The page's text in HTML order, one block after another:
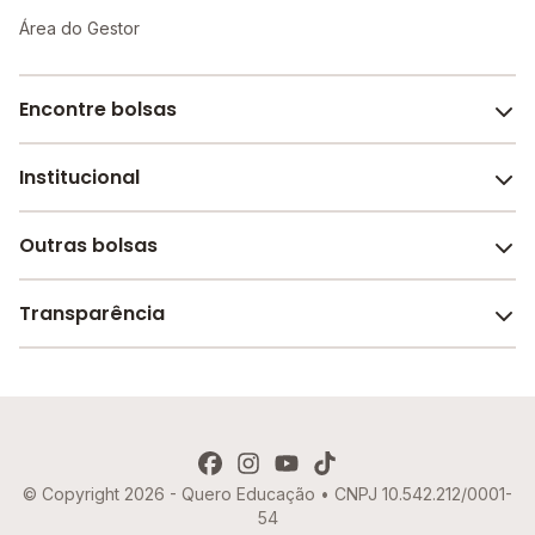
Área do Gestor
Encontre bolsas
Melhores escolas de São Paulo
Escolas por cidade e bairro
Institucional
Sobre o Melhor Escola
Revista Melhor Escola
Outras bolsas
Faculdades e universidades
Transparência
Política de Cookies
© Copyright 2026 - Quero Educação • CNPJ 10.542.212/0001-
54